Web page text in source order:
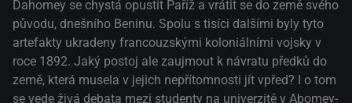
Dahomey se chystá opustit Paříž a vrátit se do země svého
původu, dnešního Beninu. Spolu s tisíci dalšími byly tyto
artefakty ukradeny francouzskými koloniálními vojsky v
roce 1892. Jaký postoj ale zaujmout k návratu předků do
země, která musela v jejich nepřítomnosti jít vpřed? I o tom
se vede živá debata mezi studenty na univerzitě v Abomey-